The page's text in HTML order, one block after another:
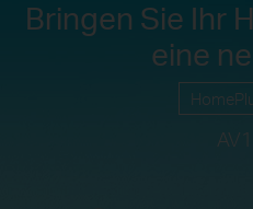
Bringen Sie Ihr
eine